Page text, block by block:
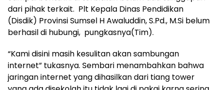
dari pihak terkait. Plt Kepala Dinas Pendidikan
(Disdik) Provinsi Sumsel H Awaluddin, S.Pd., M.Si belum
berhasil di hubungi, pungkasnya(Tim).
“Kami disini masih kesulitan akan sambungan
internet” tukasnya. Sembari menambahkan bahwa
jaringan internet yang dihasilkan dari tiang tower